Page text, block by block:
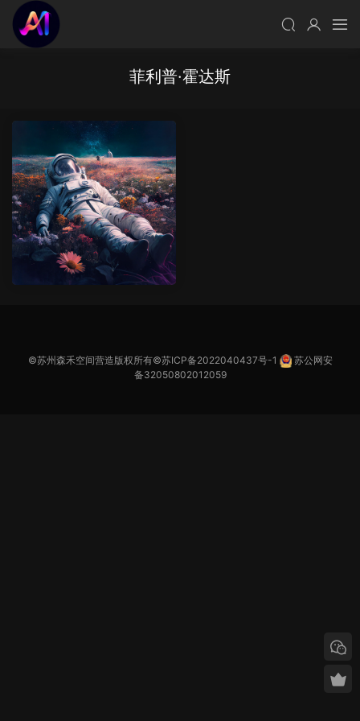
菲利普·霍达斯
©苏州森禾空间营造版权所有©苏ICP备2022040437号-1
苏公网安
备32050802012059